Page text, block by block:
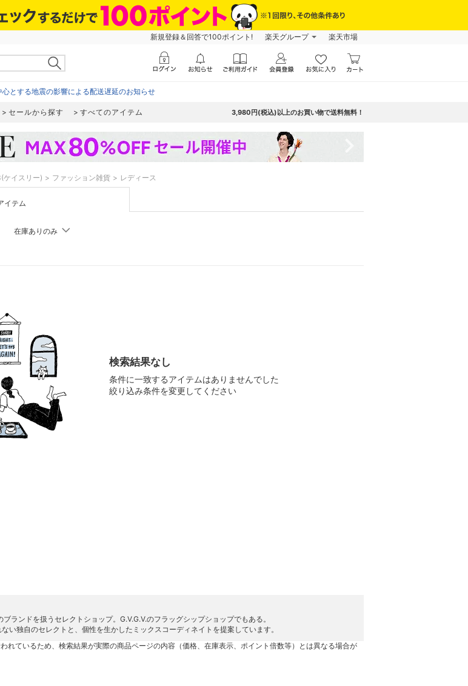
新規登録＆回答で100ポイント! 楽天グループ 楽天市場
心とする地震の影響による配送遅延のお知らせ
セールから探す すべてのアイテム 3,980円(税込)以上のお買い物で送料無料！
ケイスリー) ファッション雑貨 レディース
イテム
在庫ありのみ
検索結果なし
条件に一致するアイテムはありませんでした
絞り込み条件を変更してください
ランドを扱うセレクトショップ。G.V.G.V.のフラッグシップショップでもある。
い独自のセレクトと、個性を生かしたミックスコーディネイトを提案しています。
れているため、検索結果が実際の商品ページの内容（価格、在庫表示、ポイント倍数等）とは異なる場合が